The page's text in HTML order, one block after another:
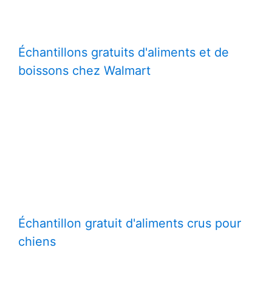
Échantillons gratuits d'aliments et de
boissons chez Walmart
Échantillon gratuit d'aliments crus pour
chiens